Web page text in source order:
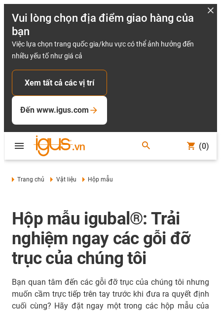
Vui lòng chọn địa điểm giao hàng của
bạn
Việc lựa chọn trang quốc gia/khu vực có thể ảnh hưởng đến
nhiều yếu tố như giá cả
Xem tất cả các vị trí
Đến www.igus.com
(0)
Trang chủ Vật liệu Hộp mẫu
Hộp mẫu igubal®: Trải
nghiệm ngay các gỗi đỡ
trục của chúng tôi
Bạn quan tâm đến các gỗi đỡ trục của chúng tôi nhưng
muốn cầm trực tiếp trên tay trước khi đưa ra quyết định
cuối cùng? Hãy đặt ngay một trong các hộp mẫu của